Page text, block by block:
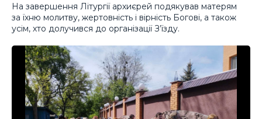
На завершення Літургії архиєрей подякував матерям
за їхню молитву, жертовність і вірність Богові, а також
усім, хто долучився до організації З’їзду.